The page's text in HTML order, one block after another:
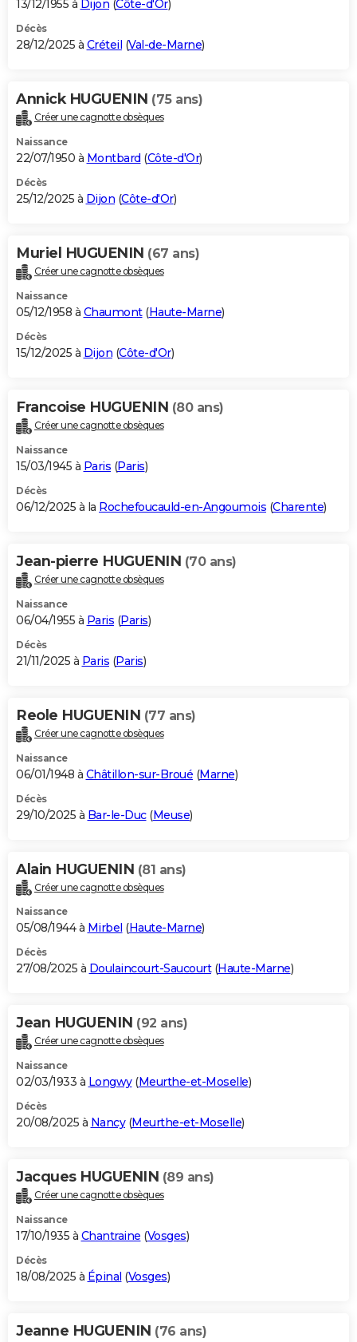
13/12/1955 à Dijon (Côte-d'Or)
Décès
28/12/2025 à Créteil (Val-de-Marne)
Annick HUGUENIN (75 ans)
Créer une cagnotte obsèques
Naissance
22/07/1950 à Montbard (Côte-d'Or)
Décès
25/12/2025 à Dijon (Côte-d'Or)
Muriel HUGUENIN (67 ans)
Créer une cagnotte obsèques
Naissance
05/12/1958 à Chaumont(Haute-Marne)
Décès
15/12/2025 à Dijon (Côte-d'Or)
Francoise HUGUENIN (80 ans)
Créer une cagnotte obsèques
Naissance
15/03/1945 à Paris (Paris)
Décès
06/12/2025 à la Rochefoucauld-en-Angoumois (Charente)
Jean-pierre HUGUENIN (70 ans)
Créer une cagnotte obsèques
Naissance
06/04/1955 à Paris (Paris)
Décès
21/11/2025 à Paris (Paris)
Reole HUGUENIN (77 ans)
Créer une cagnotte obsèques
Naissance
06/01/1948 à Châtillon-sur-Broué (Marne)
Décès
29/10/2025 à Bar-le-Duc(Meuse)
Alain HUGUENIN (81 ans)
Créer une cagnotte obsèques
Naissance
05/08/1944 à Mirbel (Haute-Marne)
Décès
27/08/2025 à Doulaincourt-Saucourt(Haute-Marne)
Jean HUGUENIN (92 ans)
Créer une cagnotte obsèques
Naissance
02/03/1933 à Longwy(Meurthe-et-Moselle)
Décès
20/08/2025 à Nancy(Meurthe-et-Moselle)
Jacques HUGUENIN (89 ans)
Créer une cagnotte obsèques
Naissance
17/10/1935 à Chantraine (Vosges)
Décès
18/08/2025 à Épinal (Vosges)
Jeanne HUGUENIN (76 ans)